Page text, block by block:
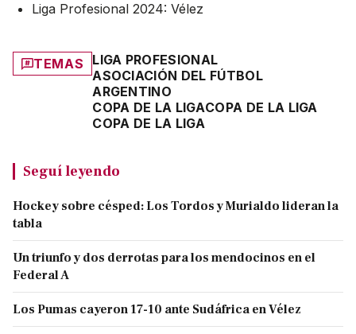
Liga Profesional 2024: Vélez
TEMAS
LIGA PROFESIONAL
ASOCIACIÓN DEL FÚTBOL
ARGENTINO
COPA DE LA LIGACOPA DE LA LIGA
COPA DE LA LIGA
Seguí leyendo
Hockey sobre césped: Los Tordos y Murialdo lideran la
tabla
Un triunfo y dos derrotas para los mendocinos en el
Federal A
Los Pumas cayeron 17-10 ante Sudáfrica en Vélez